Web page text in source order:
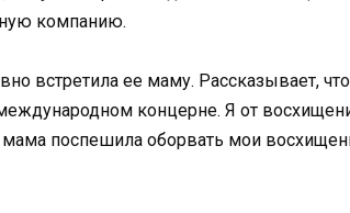
компанию.
встретила ее маму. Рассказывает,
концерне. Я от
поспешила оборвать мои